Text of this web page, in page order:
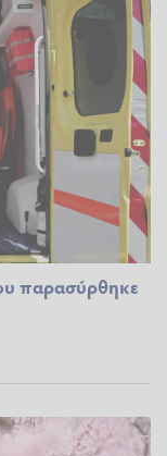
παρασύρθηκε